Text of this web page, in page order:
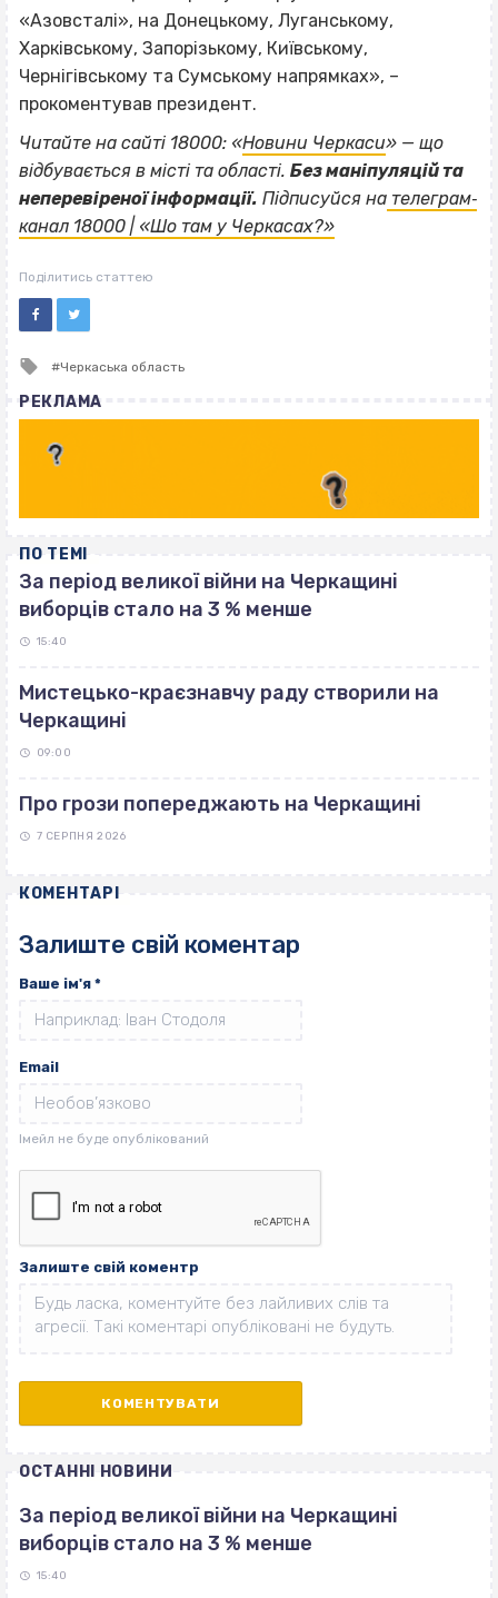
«Азовсталі», на Донецькому, Луганському,
Харківському, Запорізькому, Київському,
Чернігівському та Сумському напрямках», –
прокоментував президент.
Читайте на сайті 18000: «Новини Черкаси» — що
відбувається в місті та області. Без маніпуляцій та
неперевіреної інформації. Підписуйся на телеграм‐
канал 18000 | «Шо там у Черкасах?»
Поділитись статтею
Tagged
Черкаська область
РЕКЛАМА
ПО ТЕМІ
За період великої війни на Черкащині
виборців стало на 3 % менше
15:40
Мистецько-краєзнавчу раду створили на
Черкащині
09:00
Про грози попереджають на Черкащині
7 СЕРПНЯ 2026
КОМЕНТАРІ
Залиште свій коментар
Ваше ім'я *
Email
Залиште свій коментр
ОСТАННІ НОВИНИ
За період великої війни на Черкащині
виборців стало на 3 % менше
15:40